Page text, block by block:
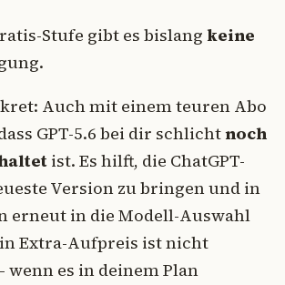
Stufe gibt es bislang keine
Auch mit einem teuren Abo
GPT-5.6 bei dir schlichtnoch
ist. Es hilft, die ChatGPT-
Version zu bringen und in
erneut in die Modell-Auswahl
Extra-Aufpreis ist nicht
wenn es in deinem Plan